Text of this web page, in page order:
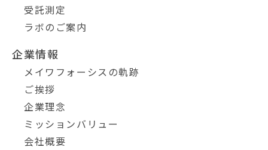
受託測定
ラボのご案内
企業情報
メイワフォーシスの軌跡
ご挨拶
企業理念
ミッションバリュー
会社概要